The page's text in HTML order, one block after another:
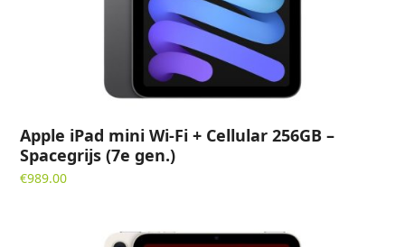
Apple iPad mini Wi-Fi + Cellular 256GB –
Spacegrijs (7e gen.)
€989.00